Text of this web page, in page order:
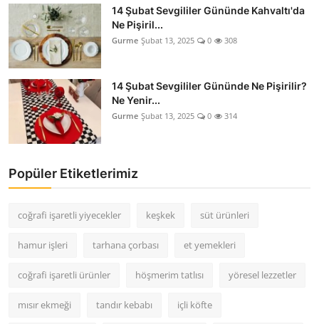
14 Şubat Sevgililer Gününde Kahvaltı'da
Ne Pişiril...
Gurme Şubat 13, 2025 0 308
14 Şubat Sevgililer Gününde Ne Pişirilir?
Ne Yenir...
Gurme Şubat 13, 2025 0 314
Popüler Etiketlerimiz
coğrafi işaretli yiyecekler keşkek süt ürünleri
hamur işleri tarhana çorbası et yemekleri
coğrafi işaretli ürünler höşmerim tatlısı yöresel lezzetler
mısır ekmeği tandır kebabı içli köfte